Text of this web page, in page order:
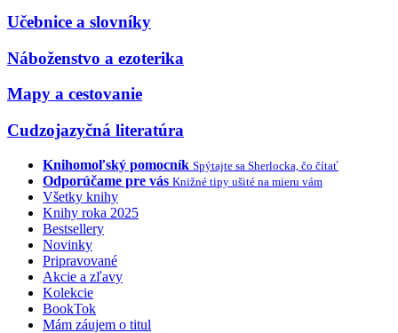
Učebnice a slovníky
Náboženstvo a ezoterika
Mapy a cestovanie
Cudzojazyčná literatúra
Knihomoľský pomocník Spýtajte sa Sherlocka, čo čítať
Odporúčame pre vás Knižné tipy ušité na mieru vám
Všetky knihy
Knihy roka 2025
Bestsellery
Novinky
Pripravované
Akcie a zľavy
Kolekcie
BookTok
Mám záujem o titul